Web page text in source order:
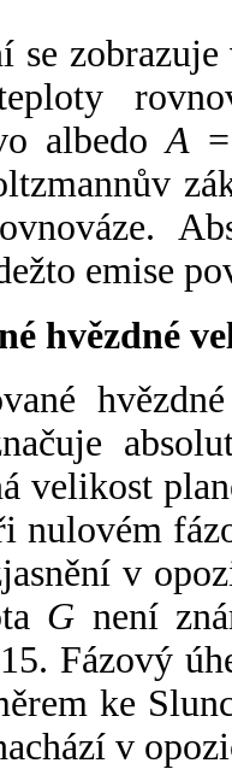
albedoA
emise
hvězdné
velikost
nulovém
v
G není
Fázový
ke
v